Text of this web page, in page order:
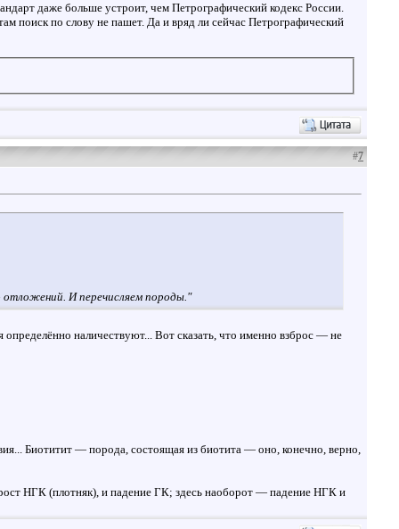
даже больше устроит, чем Петрографический кодекс России.
поиск по слову не пашет. Да и вряд ли сейчас Петрографический
#7
И перечисляем породы."
наличествуют... Вот сказать, что именно взброс — не
Биотитит — порода, состоящая из биотита — оно, конечно, верно,
НГК (плотняк), и падение ГК; здесь наоборот — падение НГК и